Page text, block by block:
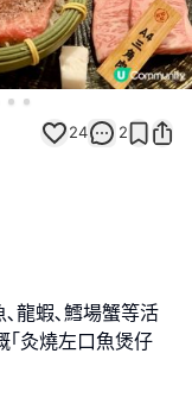
24 2
龍蝦､鱈場蟹等活
｢灸燒左口魚煲仔